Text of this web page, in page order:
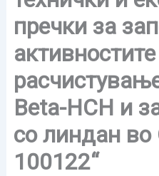
пречки за
Beta-HCH и
со линдан
100122“